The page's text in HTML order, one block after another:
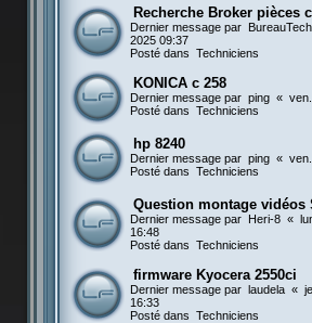
Recherche Broker pièces
Dernier message par BureauTech
2025 09:37
Posté dans Techniciens
KONICA c 258
Dernier message par ping «
Posté dans Techniciens
hp 8240
Dernier message par ping «
Posté dans Techniciens
Question montage vidéos
Dernier message par Heri-8 «
16:48
Posté dans Techniciens
firmware Kyocera 2550ci
Dernier message par laudela «
16:33
Posté dans Techniciens